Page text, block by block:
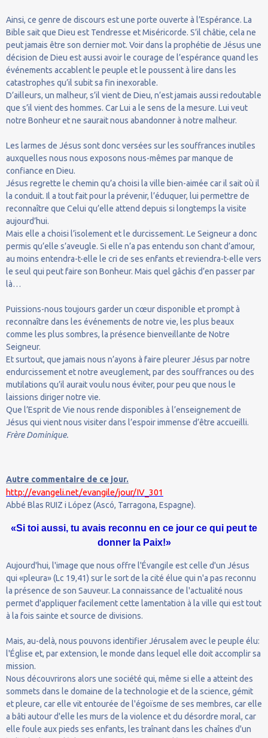
Ainsi, ce genre de discours est une porte ouverte à l’Espérance. La
Bible sait que Dieu est Tendresse et Miséricorde. S’il châtie, cela ne
peut jamais être son dernier mot. Voir dans la prophétie de Jésus une
décision de Dieu est aussi avoir le courage de l’espérance quand les
événements accablent le peuple et le poussent à lire dans les
catastrophes qu’il subit sa fin inexorable.
D’ailleurs, un malheur, s’il vient de Dieu, n’est jamais aussi redoutable
que s’il vient des hommes. Car Lui a le sens de la mesure. Lui veut
notre Bonheur et ne saurait nous abandonner à notre malheur.
Les larmes de Jésus sont donc versées sur les souffrances inutiles
auxquelles nous nous exposons nous-mêmes par manque de
confiance en Dieu.
Jésus regrette le chemin qu’a choisi la ville bien-aimée car il sait où il
la conduit. Il a tout fait pour la prévenir, l’éduquer, lui permettre de
reconnaître que Celui qu’elle attend depuis si longtemps la visite
aujourd’hui.
Mais elle a choisi l’isolement et le durcissement. Le Seigneur a donc
permis qu’elle s’aveugle. Si elle n’a pas entendu son chant d’amour,
au moins entendra-t-elle le cri de ses enfants et reviendra-t-elle vers
le seul qui peut faire son Bonheur. Mais quel gâchis d’en passer par
là…
Puissions-nous toujours garder un cœur disponible et prompt à
reconnaître dans les événements de notre vie, les plus beaux
comme les plus sombres, la présence bienveillante de Notre
Seigneur.
Et surtout, que jamais nous n’ayons à faire pleurer Jésus par notre
endurcissement et notre aveuglement, par des souffrances ou des
mutilations qu’il aurait voulu nous éviter, pour peu que nous le
laissions diriger notre vie.
Que l’Esprit de Vie nous rende disponibles à l’enseignement de
Jésus qui vient nous visiter dans l’espoir immense d’être accueilli.
Frère Dominique.
Autre commentaire de ce jour.
http://evangeli.net/evangile/jour/IV_301
Abbé Blas RUIZ i López (Ascó, Tarragona, Espagne).
«Si toi aussi, tu avais reconnu en ce jour ce qui peut te
donner la Paix!»
Aujourd'hui, l'image que nous offre l'Évangile est celle d'un Jésus
qui «pleura» (Lc 19,41) sur le sort de la cité élue qui n'a pas reconnu
la présence de son Sauveur. La connaissance de l'actualité nous
permet d'appliquer facilement cette lamentation à la ville qui est tout
à la fois sainte et source de divisions.
Mais, au-delà, nous pouvons identifier Jérusalem avec le peuple élu:
l'Église et, par extension, le monde dans lequel elle doit accomplir sa
mission.
Nous découvrirons alors une société qui, même si elle a atteint des
sommets dans le domaine de la technologie et de la science, gémit
et pleure, car elle vit entourée de l'égoïsme de ses membres, car elle
a bâti autour d'elle les murs de la violence et du désordre moral, car
elle foule aux pieds ses enfants, les traînant dans les chaînes d'un